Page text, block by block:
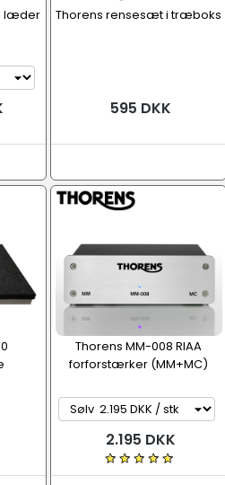
læder Thorens rensesæt i træboks
595 DKK
Thorens MM-008 RIAA
forforstærker (MM+MC)
2.195 DKK